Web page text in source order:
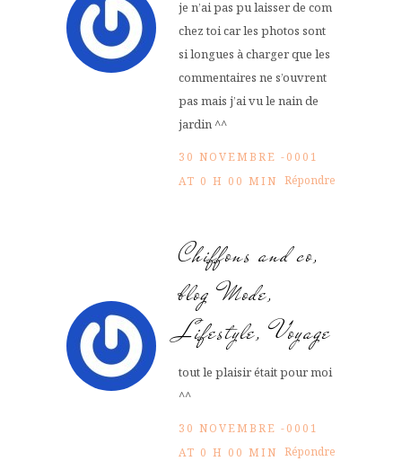
je n’ai pas pu laisser de com
chez toi car les photos sont
si longues à charger que les
commentaires ne s’ouvrent
pas mais j’ai vu le nain de
jardin ^^
30 NOVEMBRE -0001
AT 0 H 00 MIN Répondre
Chiffons and co,
blog Mode,
Lifestyle, Voyage
tout le plaisir était pour moi
^^
30 NOVEMBRE -0001
AT 0 H 00 MIN Répondre